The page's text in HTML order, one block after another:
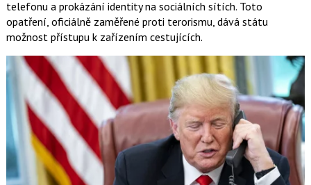
telefonu a prokázání identity na sociálních sítích. Toto
opatření, oficiálně zaměřené proti terorismu, dává státu
možnost přístupu k zařízením cestujících.